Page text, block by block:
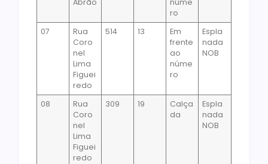
Abrão
núme
ro
07
Rua
Coro
nel
Lima
Figuei
redo
514 13
Em
frente
ao
núme
ro
Espla
nada
NOB
08
Rua
Coro
nel
Lima
Figuei
redo
309 19
Calça
da
Espla
nada
NOB